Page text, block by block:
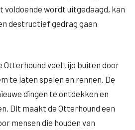
voldoende wordt uitgedaagd, kan
destructief gedrag gaan
Otterhound veel tijd buiten door
te laten spelen en rennen. De
dingen te ontdekken en
Dit maakt de Otterhound een
mensen die houden van